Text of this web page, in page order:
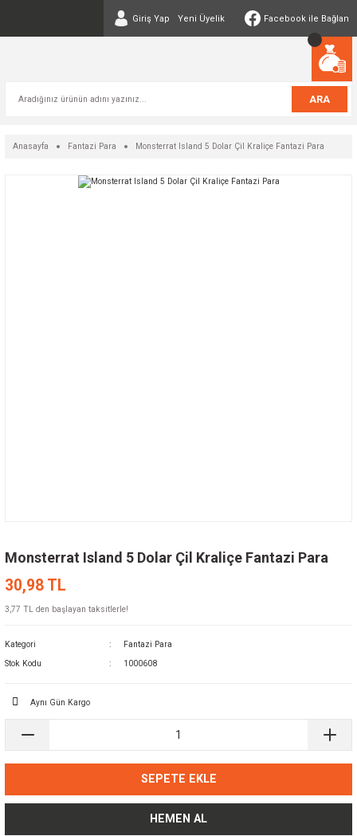
Giriş Yap Yeni Üyelik Facebook ile Bağlan
ARA
Anasayfa Fantazi Para Monsterrat Island 5 Dolar Çil Kraliçe Fantazi Para
Monsterrat Island 5 Dolar Çil Kraliçe Fantazi Para
30,98 TL
3,77 TL den başlayan taksitlerle!
Kategori Fantazi Para
Stok Kodu 1000608
Aynı Gün Kargo
SEPETE EKLE
HEMEN AL